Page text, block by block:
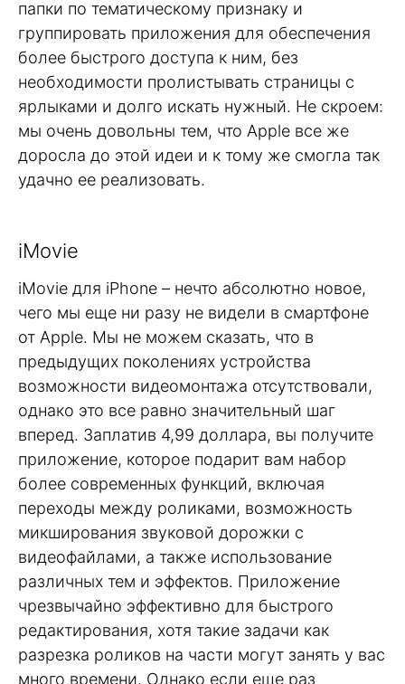
папки по тематическому признаку и
группировать приложения для обеспечения
более быстрого доступа к ним, без
необходимости пролистывать страницы с
ярлыками и долго искать нужный. Не скроем:
мы очень довольны тем, что Apple все же
доросла до этой идеи и к тому же смогла так
удачно ее реализовать.
iMovie
iMovie для iPhone – нечто абсолютно новое,
чего мы еще ни разу не видели в смартфоне
от Apple. Мы не можем сказать, что в
предыдущих поколениях устройства
возможности видеомонтажа отсутствовали,
однако это все равно значительный шаг
вперед. Заплатив 4,99 доллара, вы получите
приложение, которое подарит вам набор
более современных функций, включая
переходы между роликами, возможность
микширования звуковой дорожки с
видеофайлами, а также использование
различных тем и эффектов. Приложение
чрезвычайно эффективно для быстрого
редактирования, хотя такие задачи как
разрезка роликов на части могут занять у вас
много времени. Однако если еще раз